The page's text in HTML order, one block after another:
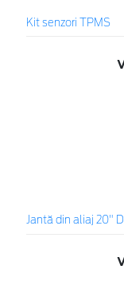
Kit senzori TPMS
Jantă din aliaj 20"